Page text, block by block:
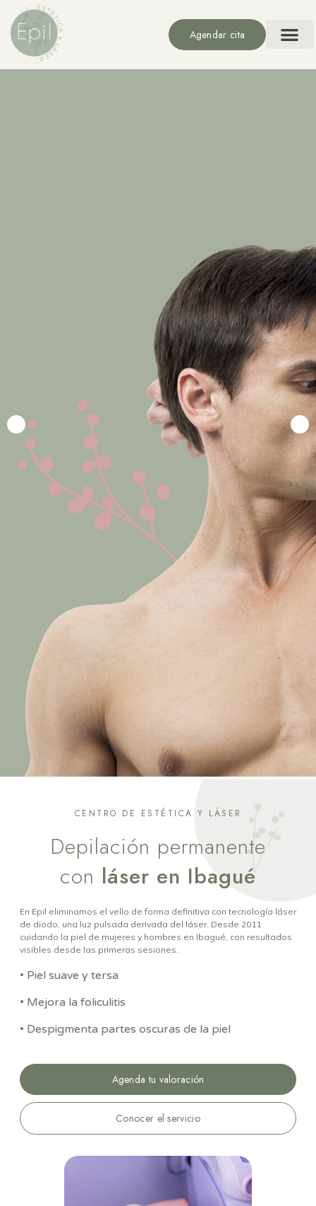
Agendar cita
CENTRO DE ESTÉTICA Y LÁSER
Depilación permanente
con láser en Ibagué
En Epil eliminamos el vello de forma definitiva con tecnología láser
de diodo, una luz pulsada derivada del láser. Desde 2011
cuidando la piel de mujeres y hombres en Ibagué, con resultados
visibles desde las primeras sesiones.
• Piel suave y tersa
• Mejora la foliculitis
• Despigmenta partes oscuras de la piel
Agenda tu valoración
Conocer el servicio